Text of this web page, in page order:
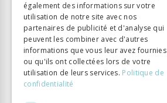
également des informations sur votre
utilisation de notre site avec nos
partenaires de publicité et d'analyse qui
peuvent les combiner avec d'autres
informations que vous leur avez fournies
ou qu'ils ont collectées lors de votre
utilisation de leurs services. Politique de
confidentialité